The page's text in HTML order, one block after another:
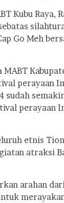
Kubu Raya,
Go Meh
perayaan
sudah
perayaan
etnis
atraksi
arahan